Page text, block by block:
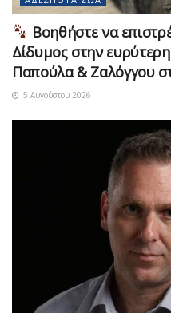
Βοηθήστε να
Δίδυμος στην
Παπούλα & Ζαλόγγου
5 Αυγούστου 2026